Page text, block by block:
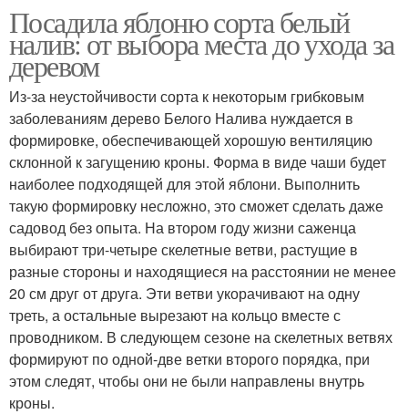
Посадила яблоню сорта белый
налив: от выбора места до ухода за
деревом
Из-за неустойчивости сорта к некоторым грибковым
заболеваниям дерево Белого Налива нуждается в
формировке, обеспечивающей хорошую вентиляцию
склонной к загущению кроны. Форма в виде чаши будет
наиболее подходящей для этой яблони. Выполнить
такую формировку несложно, это сможет сделать даже
садовод без опыта. На втором году жизни саженца
выбирают три-четыре скелетные ветви, растущие в
разные стороны и находящиеся на расстоянии не менее
20 см друг от друга. Эти ветви укорачивают на одну
треть, а остальные вырезают на кольцо вместе с
проводником. В следующем сезоне на скелетных ветвях
формируют по одной-две ветки второго порядка, при
этом следят, чтобы они не были направлены внутрь
кроны.